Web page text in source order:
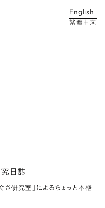
English
繁體中文
日誌
研究室」によるちょっと本格